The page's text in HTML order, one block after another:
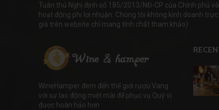
Tuân thủ Nghị định số 185/2013/NĐ-CP của Chính phủ
hoạt động phi lơi nhuận. Chúng tôi không kinh doanh
giá trên website chỉ mang tính chất tham khảo)
WineHamper đem đến thế giới rượu Vang
với sự lao động miệt mài để phục vụ Quý vị
được hoàn hảo hơn